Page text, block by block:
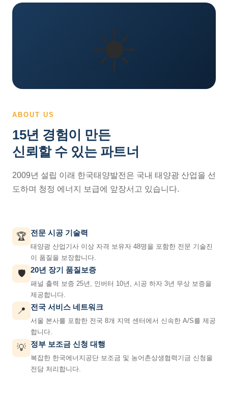
☀️
ABOUT US
15년 경험이 만든
신뢰할 수 있는 파트너
2009년 설립 이래 한국태양발전은 국내 태양광 산업을 선
도하며 청정 에너지 보급에 앞장서고 있습니다.
🏆 전문 시공 기술력
태양광 산업기사 이상 자격 보유자 48명을 포함한 전문 기술진
이 품질을 보장합니다.
🛡️ 20년 장기 품질보증
패널 출력 보증 25년, 인버터 10년, 시공 하자 3년 무상 보증을
제공합니다.
📍 전국 서비스 네트워크
서울 본사를 포함한 전국 8개 지역 센터에서 신속한 A/S를 제공
합니다.
💡 정부 보조금 신청 대행
복잡한 한국에너지공단 보조금 및 농어촌상생협력기금 신청을
전담 처리합니다.